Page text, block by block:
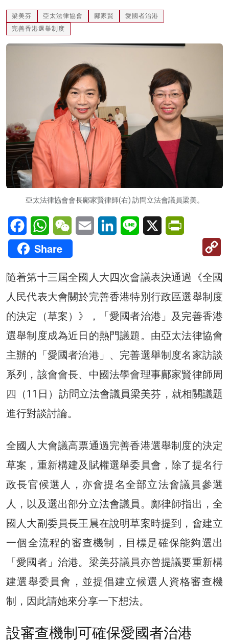
梁美芬 亞太法律協會 鄺家賢
愛國者治港
完善香港選舉制度
亞太法律協會會長鄺家賢律師(右) 訪問立法會議員梁美。
FacebookWhatsAppWeChatEmail LinkedInLine X
Share
隨着第十三屆全國人大四次會議表決通過《全國
人民代表大會關於完善香港特別行政區選舉制度
的決定（草案）》，「愛國者治港」及完善香港
選舉制度成為近日的熱門議題。由亞太法律協會
主辦的「愛國者治港」、完善選舉制度名家訪談
系列，該會會長、中國法學會理事鄺家賢律師周
四（11日）訪問立法會議員梁美芬，就相關議題
進行對談討論。
全國人大會議高票通過完善香港選舉制度的決定
草案，重新構建及賦權選舉委員會，除了提名行
政長官候選人，亦會提名全部立法會議員參選
人，以及選出部分立法會議員。鄺律師指出，全
國人大副委員長王晨在說明草案時提到，會建立
一個全流程的審查機制，目標是確保能夠選出
「愛國者」治港。梁美芬議員亦曾提議要重新構
建選舉委員會，並提倡建立候選人資格審查機
制，因此請她來分享一下想法。
設審查機制可確保愛國者治港